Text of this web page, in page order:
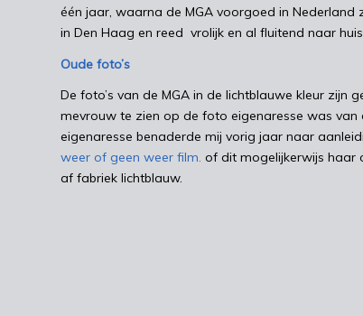
één jaar, waarna de MGA voorgoed in Nederland
in Den Haag en reed vrolijk en al fluitend naar
Oude foto’s
De foto’s van de MGA in de lichtblauwe kleur zijn
mevrouw te zien op de foto eigenaresse was van
eigenaresse benaderde mij vorig jaar naar
weer of geen weer film. of dit mogelijkerwijs haar
af fabriek lichtblauw.